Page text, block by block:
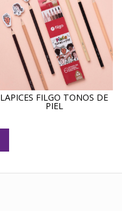
LAPICES FILGO TONOS DE
PIEL